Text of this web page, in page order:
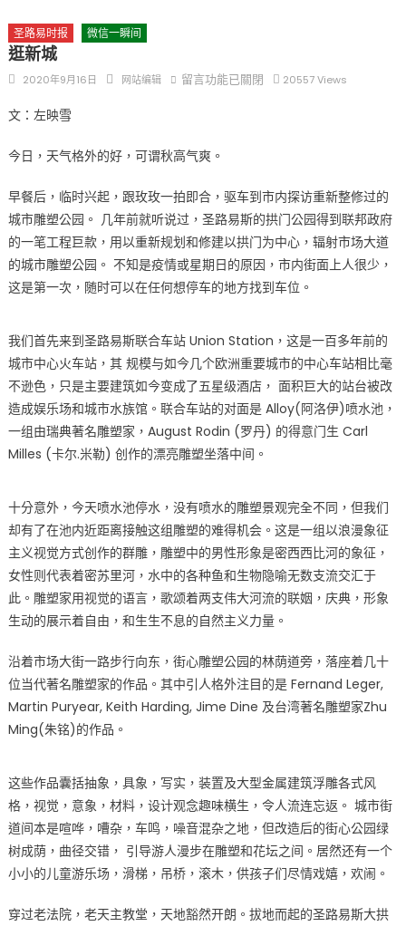
三十二载跨越时空的相逢
执掌密苏里植物园近四十年 致力推动全球植物多样性研究与中美
合作 Peter Raven 博士逝世 享年89岁
一晃三十年，初夏又相逢。中华日，等你来赴约 —— 密苏里植物
园“中华日三十周年特别报道（五）
与钢琴的精彩对话
圣路易时报 微信一瞬间
逛新城
Posted
2020年9月16日 Author
网站编辑
在
中
留言功能已關閉 20557 Views
文：左映雪
今日，天气格外的好，可谓秋高气爽。
早餐后，临时兴起，跟玫玫一拍即合，驱⻋到市内探访重新整修过的
城市雕塑公园。 几年前就听说过，圣路易斯的拱⻔公园得到联邦政府
的一笔工程巨款，用以重新规划和修建以拱⻔为中心，辐射市场大道
的城市雕塑公园。 不知是疫情或星期日的原因，市内街面上人很少，
这是第一次，随时可以在任何想停⻋的地方找到⻋位。
我们首先来到圣路易斯联合⻋站 Union Station，这是一百多年前的
城市中心火⻋站，其 规模与如今几个欧洲重要城市的中心⻋站相比毫
不逊色，只是主要建筑如今变成了五星级酒店， 面积巨大的站台被改
造成娱乐场和城市水族馆。联合⻋站的对面是 Alloy(阿洛伊)喷水池，
一组由瑞典著名雕塑家，August Rodin (罗丹) 的得意⻔生 Carl
Milles (卡尔.米勒) 创作的漂亮雕塑坐落中间。
十分意外，今天喷水池停水，没有喷水的雕塑景观完全不同，但我们
却有了在池内近距离接触这组雕塑的难得机会。这是一组以浪漫象征
主义视觉方式创作的群雕，雕塑中的男性形象是密⻄⻄比河的象征，
女性则代表着密苏里河，水中的各种⻥和生物隐喻无数支流交汇于
此。雕塑家用视觉的语言，歌颂着两支伟大河流的联姻，庆典，形象
生动的展示着自由，和生生不息的自然主义力量。
沿着市场大街一路步行向东，街心雕塑公园的林荫道旁，落座着几十
位当代著名雕塑家的作品。其中引人格外注目的是 Fernand Leger,
Martin Puryear, Keith Harding, Jime Dine 及台湾著名雕塑家Zhu
Ming(朱铭)的作品。
这些作品囊括抽象，具象，写实，装置及大型金属建筑浮雕各式⻛
格，视觉，意象，材料，设计观念趣味横生，令人流连忘返。 城市街
道间本是喧哗，嘈杂，⻋鸣，噪音混杂之地，但改造后的街心公园绿
树成荫，曲径交错， 引导游人漫步在雕塑和花坛之间。居然还有一个
小小的儿童游乐场，滑梯，吊桥，滚木，供孩子们尽情戏嬉，欢闹。
穿过老法院，老天主教堂，天地豁然开朗。拔地而起的圣路易斯大拱